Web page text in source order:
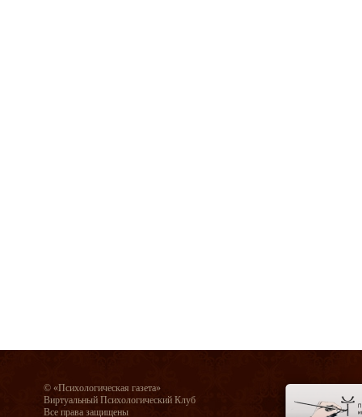
© «Психологическая газета»
Виртуальный Психологический Клуб
Все права защищены